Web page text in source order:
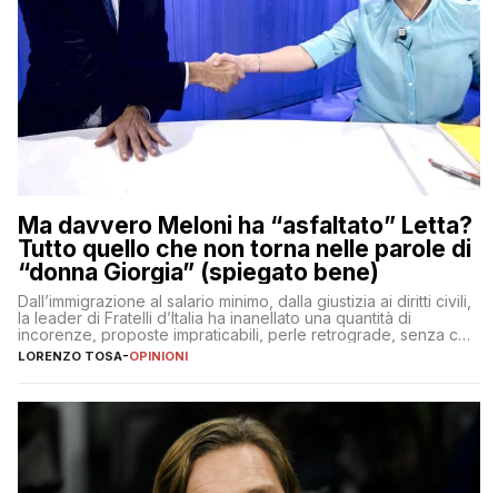
Ma davvero Meloni ha “asfaltato” Letta?
Tutto quello che non torna nelle parole di
“donna Giorgia” (spiegato bene)
Dall’immigrazione al salario minimo, dalla giustizia ai diritti civili,
la leader di Fratelli d’Italia ha inanellato una quantità di
incorenze, proposte impraticabili, perle retrograde, senza che
nessuno – a destra come a sinistra – glielo abbia fatto notare
LORENZO TOSA-OPINIONI